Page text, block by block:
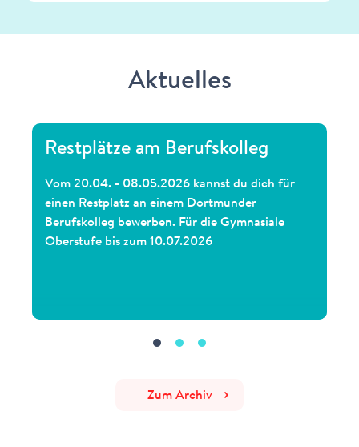
Aktuelles
Restplätze am Berufskolleg
Vom 20.04. - 08.05.2026 kannst du dich für
einen Restplatz an einem Dortmunder
Berufskolleg bewerben. Für die Gymnasiale
Oberstufe bis zum 10.07.2026
Zum Archiv